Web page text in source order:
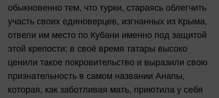
обыкновенно тем, что турки, стараясь облегчить
участь своих единоверцев, изгнанных из Крыма,
отвели им место по Кубани именно под защитой
этой крепости; в своё время татары высоко
ценили такое покровительство и выразили свою
признательность в самом названии Анапы,
которая, как заботливая мать, приютила у себя